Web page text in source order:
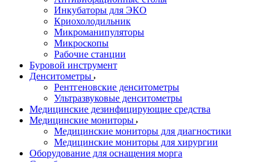
Инкубаторы для ЭКО
Криохолодильник
Микроманипуляторы
Микроскопы
Рабочие станции
Буровой инструмент
Денситометры
Рентгеновские денситометры
Ультразвуковые денситометры
Медицинские дезинфицирующие средства
Медицинские мониторы
Медицинские мониторы для диагностики
Медицинские мониторы для хирургии
Оборудование для оснащения морга